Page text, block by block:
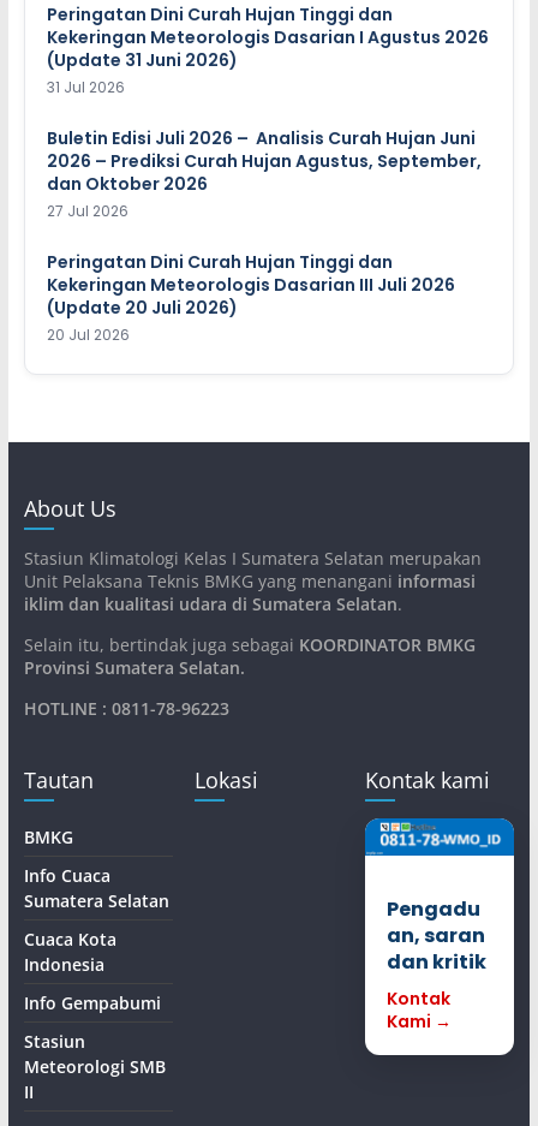
Peringatan Dini Curah Hujan Tinggi dan
Kekeringan Meteorologis Dasarian I Agustus 2026
(Update 31 Juni 2026)
31 Jul 2026
Buletin Edisi Juli 2026 – Analisis Curah Hujan Juni
2026 – Prediksi Curah Hujan Agustus, September,
dan Oktober 2026
27 Jul 2026
Peringatan Dini Curah Hujan Tinggi dan
Kekeringan Meteorologis Dasarian III Juli 2026
(Update 20 Juli 2026)
20 Jul 2026
About Us
Stasiun Klimatologi Kelas I Sumatera Selatan merupakan
Unit Pelaksana Teknis BMKG yang menangani informasi
iklim dan kualitasi udara di Sumatera Selatan.
Selain itu, bertindak juga sebagai KOORDINATOR BMKG
Provinsi Sumatera Selatan.
HOTLINE : 0811-78-96223
Tautan
BMKG
Info Cuaca
Sumatera Selatan
Cuaca Kota
Indonesia
Info Gempabumi
Stasiun
Meteorologi SMB
II
Lokasi Kontak kami
Pengadu
an, saran
dan kritik
Kontak
Kami →